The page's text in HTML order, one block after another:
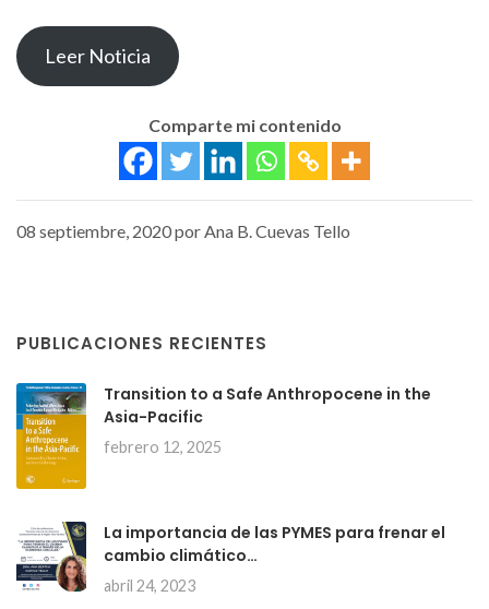
Leer Noticia
Comparte mi contenido
08 septiembre, 2020 por Ana B. Cuevas Tello
PUBLICACIONES RECIENTES
Transition to a Safe Anthropocene in the
Asia-Pacific
febrero 12, 2025
La importancia de las PYMES para frenar el
cambio climático…
abril 24, 2023